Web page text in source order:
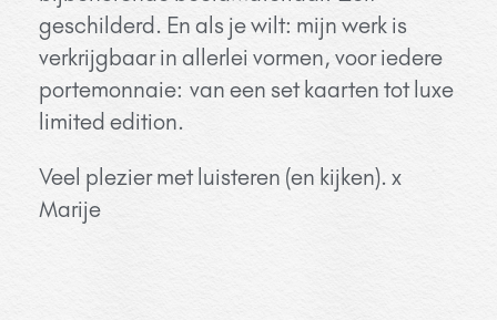
geschilderd. En als je wilt: mijn werk is
verkrijgbaar in allerlei vormen, voor iedere
portemonnaie: van een set kaarten tot luxe
limited edition.
Veel plezier met luisteren (en kijken). x
Marije